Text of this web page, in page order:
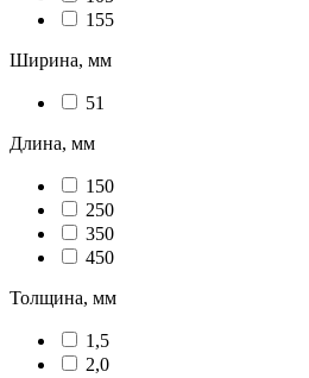
155
Ширина, мм
51
Длина, мм
150
250
350
450
Толщина, мм
1,5
2,0